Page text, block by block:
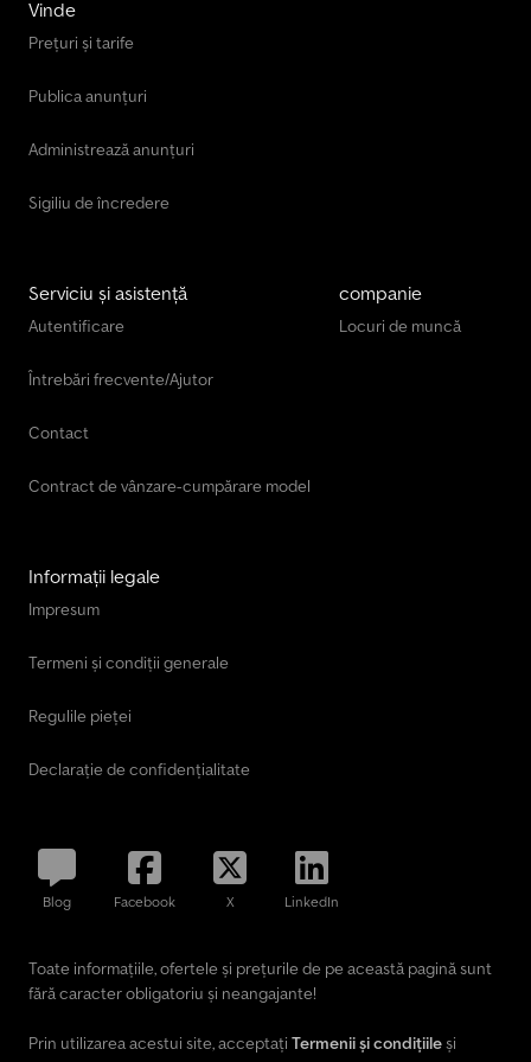
Vinde
Prețuri și tarife
Publica anunțuri
Administrează anunțuri
Sigiliu de încredere
Serviciu și asistență
Autentificare
Întrebări frecvente/Ajutor
Contact
Contract de vânzare-cumpărare model
companie
Locuri de muncă
Informații legale
Impresum
Termeni și condiții generale
Regulile pieței
Declarație de confidențialitate
Blog Facebook X LinkedIn
Toate informațiile, ofertele și prețurile de pe această pagină sunt
fără caracter obligatoriu și neangajante!
Prin utilizarea acestui site, acceptați Termenii și condițiileși